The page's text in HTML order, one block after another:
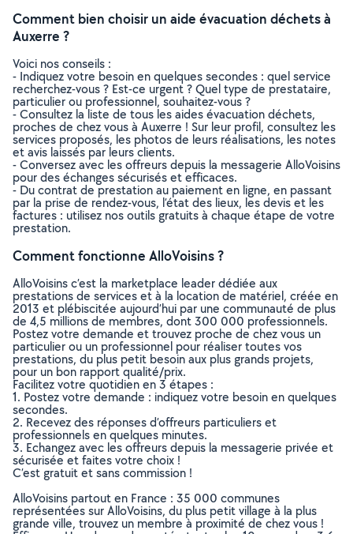
Comment bien choisir un aide évacuation déchets à
Auxerre ?
Voici nos conseils :
- Indiquez votre besoin en quelques secondes : quel service
recherchez-vous ? Est-ce urgent ? Quel type de prestataire,
particulier ou professionnel, souhaitez-vous ?
- Consultez la liste de tous les aides évacuation déchets,
proches de chez vous à Auxerre ! Sur leur profil, consultez les
services proposés, les photos de leurs réalisations, les notes
et avis laissés par leurs clients.
- Conversez avec les offreurs depuis la messagerie AlloVoisins
pour des échanges sécurisés et efficaces.
- Du contrat de prestation au paiement en ligne, en passant
par la prise de rendez-vous, l’état des lieux, les devis et les
factures : utilisez nos outils gratuits à chaque étape de votre
prestation.
Comment fonctionne AlloVoisins ?
AlloVoisins c’est la marketplace leader dédiée aux
prestations de services et à la location de matériel, créée en
2013 et plébiscitée aujourd’hui par une communauté de plus
de 4,5 millions de membres, dont 300 000 professionnels.
Postez votre demande et trouvez proche de chez vous un
particulier ou un professionnel pour réaliser toutes vos
prestations, du plus petit besoin aux plus grands projets,
pour un bon rapport qualité/prix.
Facilitez votre quotidien en 3 étapes :
1. Postez votre demande : indiquez votre besoin en quelques
secondes.
2. Recevez des réponses d’offreurs particuliers et
professionnels en quelques minutes.
3. Echangez avec les offreurs depuis la messagerie privée et
sécurisée et faites votre choix !
C’est gratuit et sans commission !
AlloVoisins partout en France : 35 000 communes
représentées sur AlloVoisins, du plus petit village à la plus
grande ville, trouvez un membre à proximité de chez vous !